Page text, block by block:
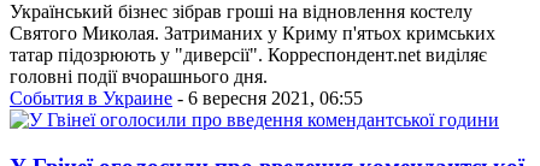
Український бізнес зібрав гроші на відновлення костелу
Святого Миколая. Затриманих у Криму п'ятьох кримських
татар підозрюють у "диверсії". Корреспондент.net виділяє
головні події вчорашнього дня.
События в Украине - 6 вересня 2021, 06:55